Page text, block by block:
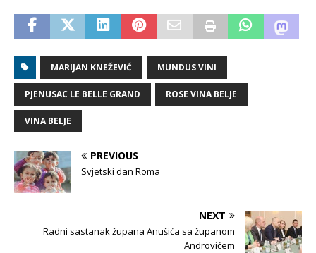
MARIJAN KNEŽEVIĆ MUNDUS VINI
PJENUSAC LE BELLE GRAND ROSE VINA BELJE
VINA BELJE
PREVIOUS
Svjetski dan Roma
NEXT
Radni sastanak župana Anušića sa županom
Androvićem